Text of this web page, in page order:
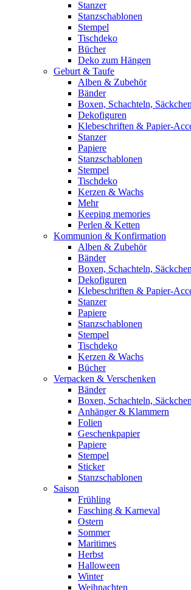
Stanzer
Stanzschablonen
Stempel
Tischdeko
Bücher
Deko zum Hängen
Geburt & Taufe
Alben & Zubehör
Bänder
Boxen, Schachteln,
Dekofiguren
Klebeschriften & Papier-
Stanzer
Papiere
Stanzschablonen
Stempel
Tischdeko
Kerzen & Wachs
Mehr
Keeping memories
Perlen & Ketten
Kommunion & Konfirmation
Alben & Zubehör
Bänder
Boxen, Schachteln,
Dekofiguren
Klebeschriften & Papier-
Stanzer
Papiere
Stanzschablonen
Stempel
Tischdeko
Kerzen & Wachs
Bücher
Verpacken & Verschenken
Bänder
Boxen, Schachteln,
Anhänger & Klammern
Folien
Geschenkpapier
Papiere
Stempel
Sticker
Stanzschablonen
Saison
Frühling
Fasching & Karneval
Ostern
Sommer
Maritimes
Herbst
Halloween
Winter
Weihnachten